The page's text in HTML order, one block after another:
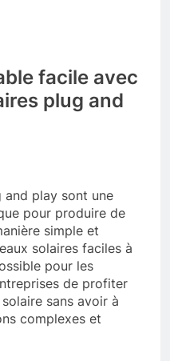
facile avec
plug and
and play sont une
pour produire de
simple et
solaires faciles à
pour les
de profiter
sans avoir à
complexes et